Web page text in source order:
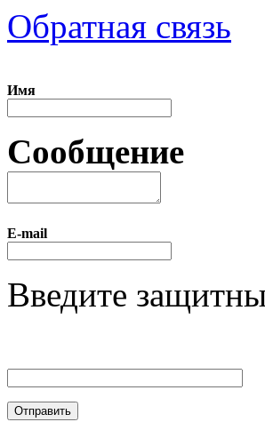
Обратная связь
Имя
Сообщение
E-mail
Введите